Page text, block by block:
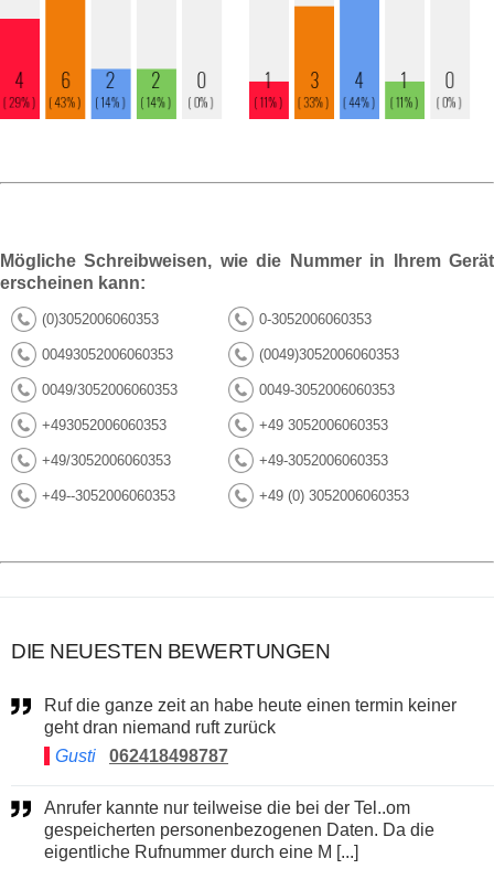
Mögliche Schreibweisen, wie die Nummer in Ihrem Gerät
erscheinen kann:
(0)3052006060353 0-3052006060353
00493052006060353 (0049)3052006060353
0049/3052006060353 0049-3052006060353
+493052006060353 +49 3052006060353
+49/3052006060353 +49-3052006060353
+49--3052006060353 +49 (0) 3052006060353
DIE NEUESTEN BEWERTUNGEN
Ruf die ganze zeit an habe heute einen termin keiner
geht dran niemand ruft zurück
Gusti
062418498787
Anrufer kannte nur teilweise die bei der Tel..om
gespeicherten personenbezogenen Daten. Da die
eigentliche Rufnummer durch eine M [...]